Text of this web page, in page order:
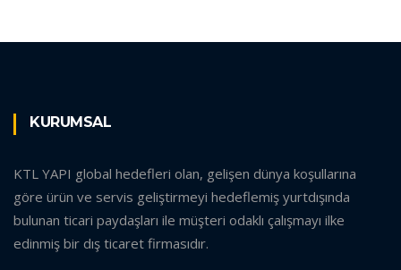
KURUMSAL
KTL YAPI global hedefleri olan, gelişen dünya koşullarına
göre ürün ve servis geliştirmeyi hedeflemiş yurtdışında
bulunan ticari paydaşları ile müşteri odaklı çalışmayı ilke
edinmiş bir dış ticaret firmasıdır.